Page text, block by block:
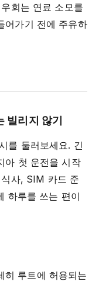
회는 연료 소모를
어가기 전에 주유하
빌리지 않기
를 둘러보세요. 긴
아 첫 운전을 시작
사, SIM 카드 준
하루를 쓰는 편이
히 루트에 허용되는